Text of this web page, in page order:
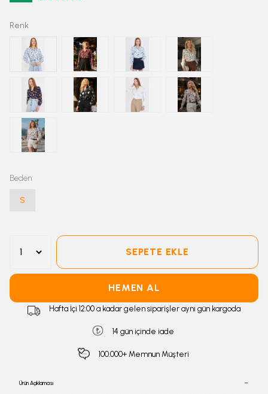
Renk
Beden
S
SEPETE EKLE
HEMEN AL
Hafta İçi 12:00 a kadar gelen siparişler aynı gün kargoda
14 gün içinde iade
100.000+ Memnun Müşteri
Ürün Açıklaması